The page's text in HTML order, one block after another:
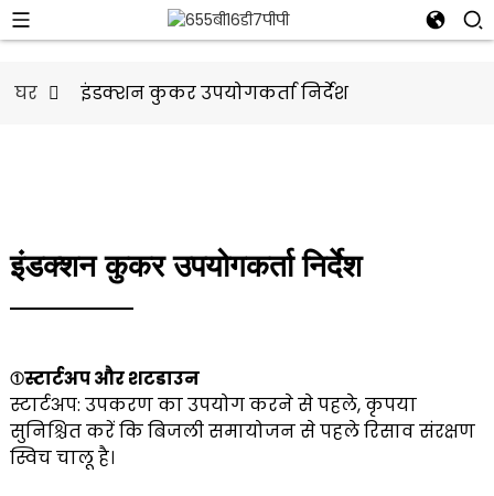
घर इंडक्शन कुकर उपयोगकर्ता निर्देश
इंडक्शन कुकर उपयोगकर्ता निर्देश
①स्टार्टअप और शटडाउन
स्टार्टअप: उपकरण का उपयोग करने से पहले, कृपया
सुनिश्चित करें कि बिजली समायोजन से पहले रिसाव संरक्षण
स्विच चालू है।